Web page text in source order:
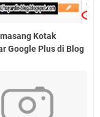
Kotak
Google Plus di Blog